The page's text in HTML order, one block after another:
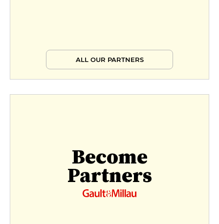
ALL OUR PARTNERS
Become
Partners